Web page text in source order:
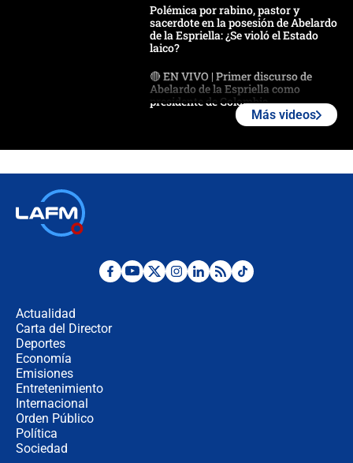
Polémica por rabino, pastor y
sacerdote en la posesión de Abelardo
de la Espriella: ¿Se violó el Estado
laico?
🔴 EN VIVO | Primer discurso de
Abelardo de la Espriella como
presidente de Colombia
Desde dermatitis hasta infecciones:
Más videos
Actualidad
Carta del Director
Deportes
Economía
Emisiones
Entretenimiento
Internacional
Orden Público
Política
Sociedad